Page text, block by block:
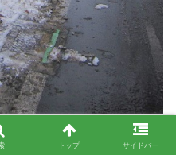
トップ サイドバー